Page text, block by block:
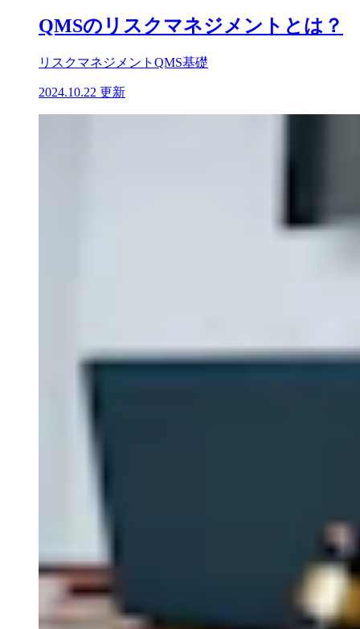
QMSのリスクマネジメントとは？
リスクマネジメント QMS基礎
2024.10.22 更新